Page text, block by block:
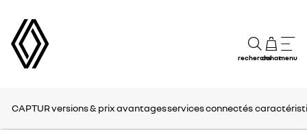
rechercheachatmenu
CAPTURversions & prixavantagesservices connectés